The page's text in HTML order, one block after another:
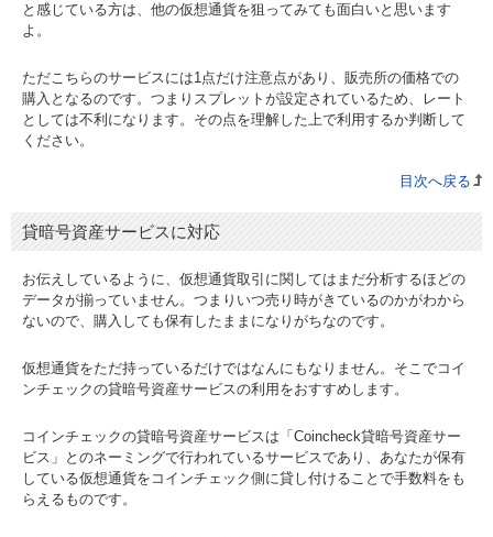
と感じている方は、他の仮想通貨を狙ってみても面白いと思います
よ。
ただこちらのサービスには1点だけ注意点があり、販売所の価格での
購入となるのです。つまりスプレットが設定されているため、レート
としては不利になります。その点を理解した上で利用するか判断して
ください。
目次へ戻る
貸暗号資産サービスに対応
お伝えしているように、仮想通貨取引に関してはまだ分析するほどの
データが揃っていません。つまりいつ売り時がきているのかがわから
ないので、購入しても保有したままになりがちなのです。
仮想通貨をただ持っているだけではなんにもなりません。そこでコイ
ンチェックの貸暗号資産サービスの利用をおすすめします。
コインチェックの貸暗号資産サービスは「Coincheck貸暗号資産サー
ビス」とのネーミングで行われているサービスであり、あなたが保有
している仮想通貨をコインチェック側に貸し付けることで手数料をも
らえるものです。